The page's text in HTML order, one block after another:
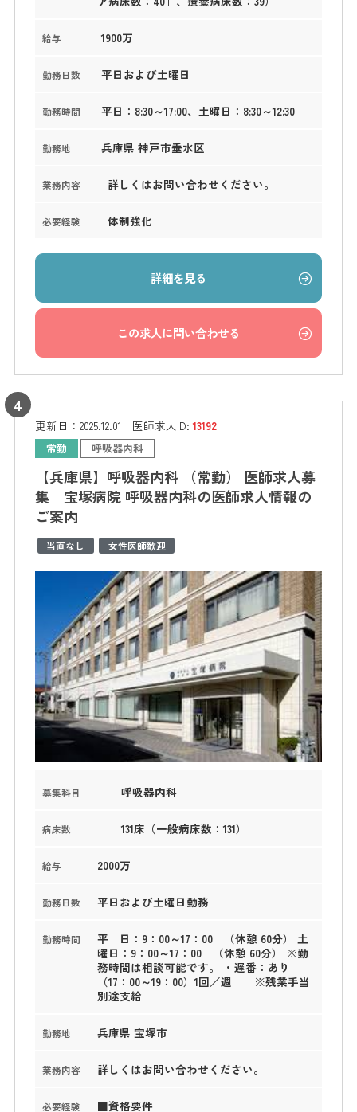
給与 1900万
勤務日数 平日および土曜日
勤務時間 平日：8:30～17:00、土曜日：8:30～12:30
勤務地 兵庫県 神戸市垂水区
業務内容 詳しくはお問い合わせください。
必要経験 体制強化
詳細を見る
この求人に問い合わせる
更新日： 2025.12.01 医師求人ID:13192
常勤 呼吸器内科
【兵庫県】呼吸器内科 （常勤） 医師求人募
集｜宝塚病院 呼吸器内科の医師求人情報の
ご案内
当直なし 女性医師歓迎
募集科目 呼吸器内科
病床数 131床（一般病床数：131）
給与 2000万
勤務日数 平日および土曜日勤務
勤務時間
平 日：9：00～17：00 （休憩 60分） 土
曜日：9：00～17：00 （休憩 60分） ※勤
務時間は相談可能です。 ・遅番：あり
（17：00～19：00）1回／週 ※残業手当
別途支給
勤務地 兵庫県 宝塚市
業務内容 詳しくはお問い合わせください。
必要経験
■資格要件